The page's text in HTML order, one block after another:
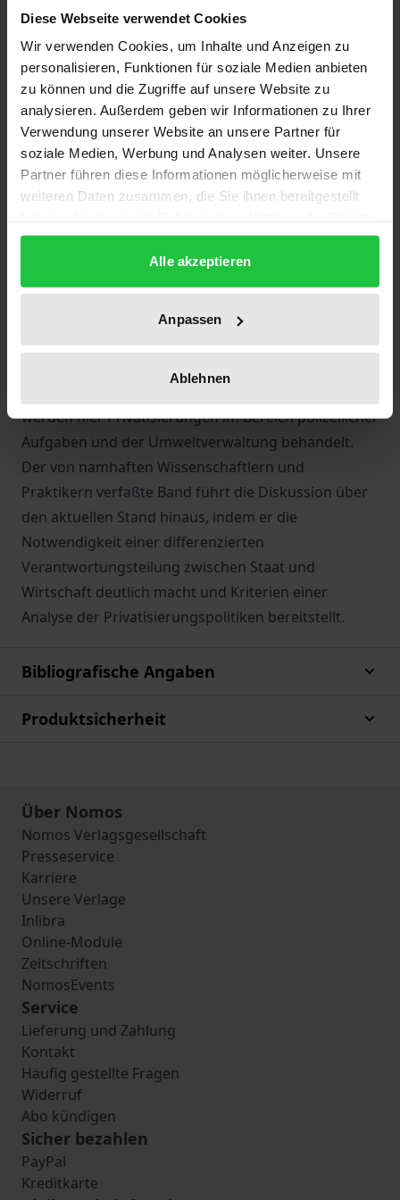
Diese Webseite verwendet Cookies
Wir verwenden Cookies, um Inhalte und Anzeigen zu
personalisieren, Funktionen für soziale Medien anbieten
zu können und die Zugriffe auf unsere Website zu
analysieren. Außerdem geben wir Informationen zu Ihrer
Verwendung unserer Website an unsere Partner für
soziale Medien, Werbung und Analysen weiter. Unsere
Partner führen diese Informationen möglicherweise mit
weiteren Daten zusammen, die Sie ihnen bereitgestellt
gesammelt haben.
Alle akzeptieren
Anpassen
Ablehnen
Auf der Suche nach dem »schlanken Staat« steht die
Privatisierung staatlicher Aufgaben auf der
politischen Tagesordnung. Der Zusammenführung
der begleitenden Forschung diente eine am
Zentrum für interdisziplinäre Forschung in Bielefeld
veranstaltete Tagung, deren Referate in diesem
Tagungsband dokumentiert sind.
Der Band gibt zunächst ausführliche Überblicke
Privatisierungspolitik aus wirtschafts-, politik-,
verwaltungs-, rechtswissenschaftlicher und
soziologischer Perspektive. Danach zeigen
zahlreiche Beiträge Erfahrungen und Probleme am
Beispiel ausgewählter Politikfelder auch aus der
werden hier Privatisierungen im Bereich polizeilicher
Aufgaben und der Umweltverwaltung behandelt.
Der von namhaften Wissenschaftlern und
Praktikern verfaßte Band führt die Diskussion über
den aktuellen Stand hinaus, indem er die
Notwendigkeit einer differenzierten
Verantwortungsteilung zwischen Staat und
Wirtschaft deutlich macht und Kriterien einer
Analyse der Privatisierungspolitiken bereitstellt.
Bibliografische Angaben
Produktsicherheit
Über Nomos
Nomos Verlagsgesellschaft
Presseservice
Karriere
Unsere Verlage
Inlibra
Online-Module
Zeitschriften
NomosEvents
Service
Lieferung und Zahlung
Kontakt
Häufig gestellte Fragen
Widerruf
Abo kündigen
Sicher bezahlen
PayPal
Kreditkarte